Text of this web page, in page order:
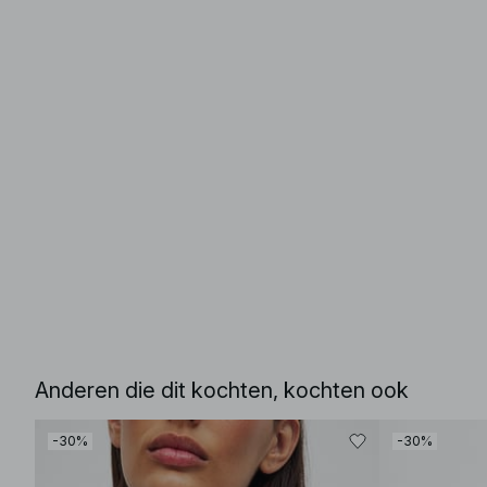
Anderen die dit kochten, kochten ook
-30% -30%